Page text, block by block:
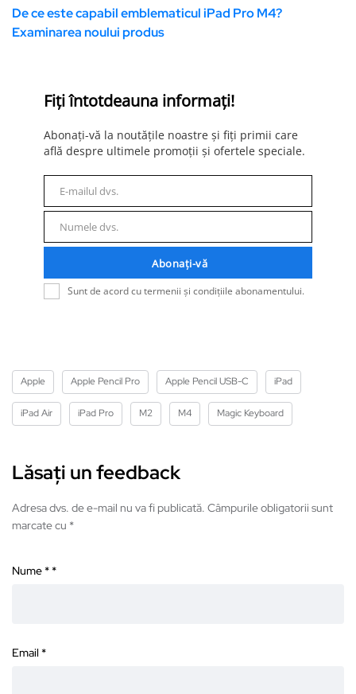
De ce este capabil emblematicul iPad Pro M4?
Examinarea noului produs
Fiți întotdeauna informați!
Abonați-vă la noutățile noastre și fiți primii care
află despre ultimele promoții și ofertele speciale.
mail
E-mailul dvs.
Nume
Numele dvs.
Abonați-vă
Sunt de acord cu termenii și condițiile abonamentului.
Apple Apple Pencil Pro Apple Pencil USB-C iPad
iPad Air iPad Pro M2 M4 Magic Keyboard
Lăsați un feedback
Adresa dvs. de e-mail nu va fi publicată. Câmpurile obligatorii sunt
marcate cu *
Nume * *
Email *